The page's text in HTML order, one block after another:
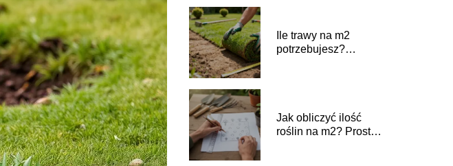
Ile trawy na m2
potrzebujesz?
Jak obliczyć ilość
roślin na m2? Prosty